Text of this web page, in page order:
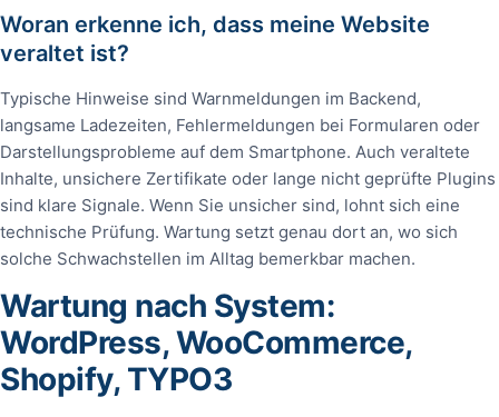
Woran erkenne ich, dass meine Website
veraltet ist?
Typische Hinweise sind Warnmeldungen im Backend,
langsame Ladezeiten, Fehlermeldungen bei Formularen oder
Darstellungsprobleme auf dem Smartphone. Auch veraltete
Inhalte, unsichere Zertifikate oder lange nicht geprüfte Plugins
sind klare Signale. Wenn Sie unsicher sind, lohnt sich eine
technische Prüfung. Wartung setzt genau dort an, wo sich
solche Schwachstellen im Alltag bemerkbar machen.
Wartung nach System:
WordPress, WooCommerce,
Shopify, TYPO3